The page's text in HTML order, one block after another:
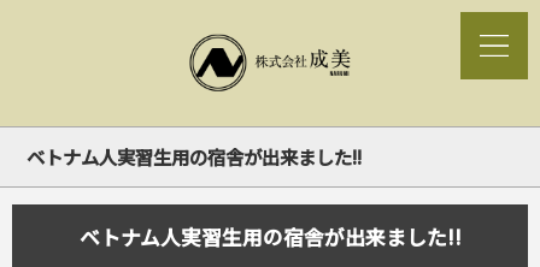
ベトナム人実習生用の宿舎が出来ました!!
ベトナム人実習生用の宿舎が出来ました!!